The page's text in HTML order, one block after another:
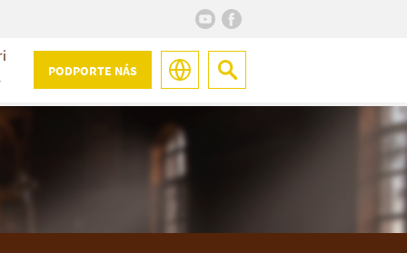
PODPORTE NÁS